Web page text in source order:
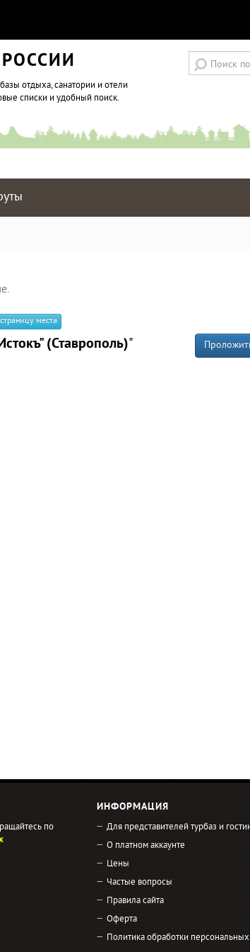
отдыха, санатории и отели
списки и удобный поиск.
места
(Ставрополь)"
по
ИНФОРМАЦИЯ
Для представителей турбаз и
О платном аккаунте
Цены
Частые вопросы
Правила сайта
Оферта
Политика обработки